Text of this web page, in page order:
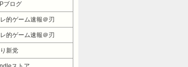
ブログ
的ゲーム速報＠刃
的ゲーム速報＠刃
新党